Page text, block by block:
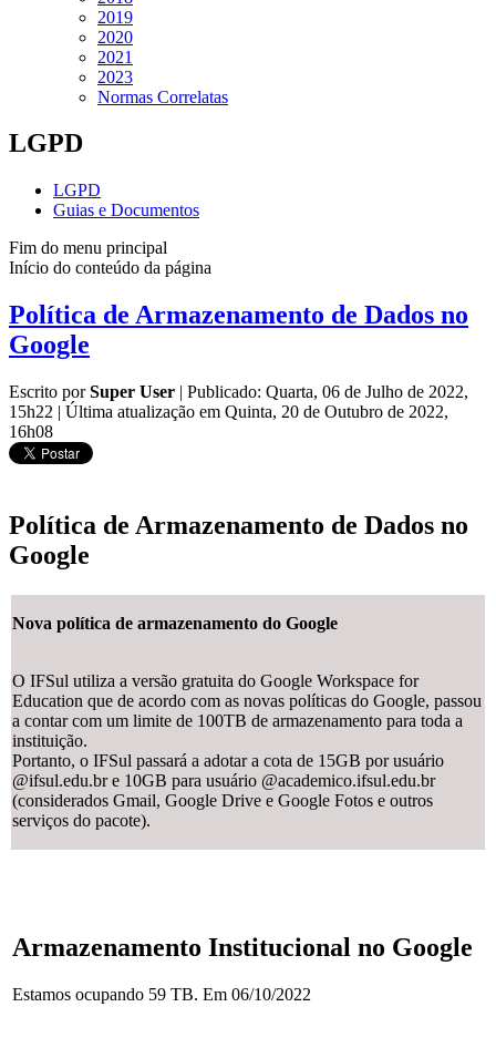
2019
2020
2021
2023
Normas Correlatas
LGPD
LGPD
Guias e Documentos
Fim do menu principal
Início do conteúdo da página
Política de Armazenamento de Dados no
Google
Escrito porSuper User | Publicado: Quarta, 06 de Julho de 2022,
15h22 | Última atualização em Quinta, 20 de Outubro de 2022,
16h08
Política de Armazenamento de Dados no
Google
Nova política de armazenamento do Google
O IFSul utiliza a versão gratuita do Google Workspace for
Education que de acordo com as novas políticas do Google, passou
a contar com um limite de 100TB de armazenamento para toda a
instituição.
Portanto, o IFSul passará a adotar a cota de 15GB por usuário
@ifsul.edu.br e 10GB para usuário @academico.ifsul.edu.br
(considerados Gmail, Google Drive e Google Fotos e outros
serviços do pacote).
Armazenamento Institucional no Google
Estamos ocupando 59 TB. Em 06/10/2022